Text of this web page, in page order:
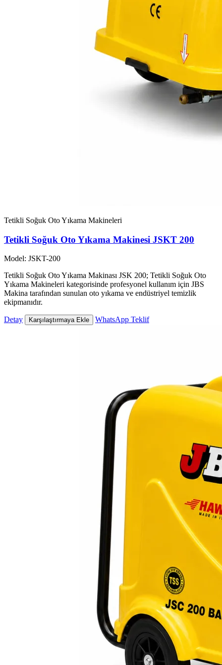
Tetikli Soğuk Oto Yıkama Makineleri
Tetikli Soğuk Oto Yıkama Makinesi JSKT 200
Model: JSKT-200
Tetikli Soğuk Oto Yıkama Makinası JSK 200; Tetikli Soğuk Oto
Yıkama Makineleri kategorisinde profesyonel kullanım için JBS
Makina tarafından sunulan oto yıkama ve endüstriyel temizlik
ekipmanıdır.
Detay Karşılaştırmaya Ekle WhatsApp Teklif